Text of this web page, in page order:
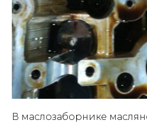
В маслозаборнике